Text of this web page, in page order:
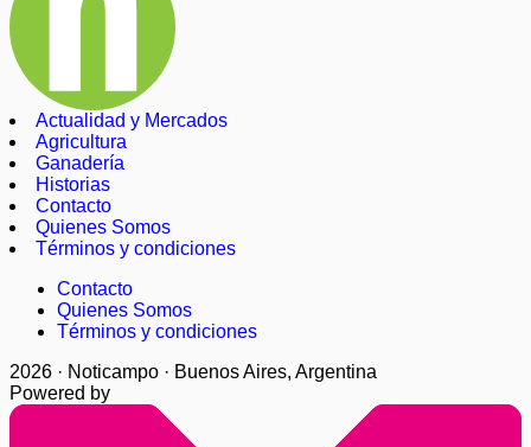
Actualidad y Mercados
Agricultura
Ganadería
Historias
Contacto
Quienes Somos
Términos y condiciones
Contacto
Quienes Somos
Términos y condiciones
2026 · Noticampo · Buenos Aires, Argentina
Powered by